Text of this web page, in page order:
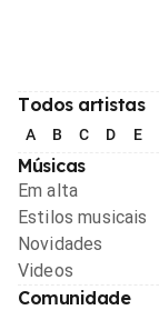
Todos artistas
A B C D E
Músicas
Em alta
Estilos musicais
Novidades
Videos
Comunidade